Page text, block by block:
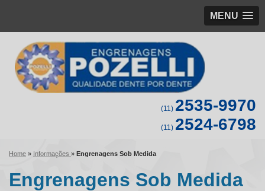
MENU
(11) 2535-9970
(11) 2524-6798
Home » Informações » Engrenagens Sob Medida
Engrenagens Sob Medida